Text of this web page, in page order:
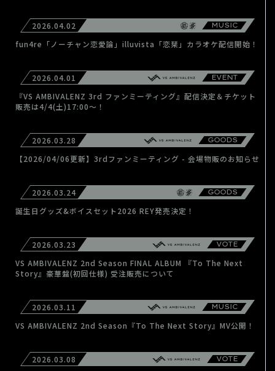
2026.04.02 MUSIC
fun4re「ノーチャン恋愛論」illuvista「恋栞」カラオケ配信開始！
2026.04.01 EVENT
『VS AMBIVALENZ 3rd ファンミーティング』配信決定＆チケット
販売は4/4(土)17:00～！
2026.03.28 GOODS
【2026/04/06更新】3rdファンミーティング - 会場物販のお知らせ
2026.03.24 GOODS
誕生日グッズ&ボイスセット2026 REY発売決定！
2026.03.23 VOTE
VS AMBIVALENZ 2nd Season FINAL ALBUM 『To The Next
Story』豪華盤(初回仕様) 受注販売について
2026.03.11 MUSIC
VS AMBIVALENZ 2nd Season『To The Next Story』MV公開！
2026.03.08 VOTE